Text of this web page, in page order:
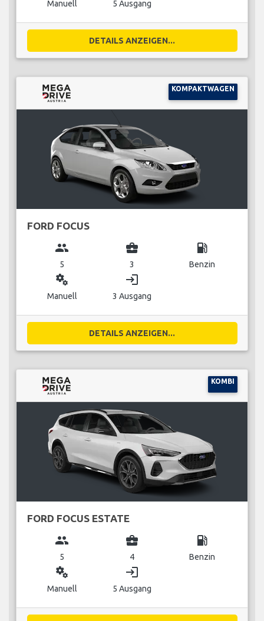
Manuell 5 Ausgang
DETAILS ANZEIGEN...
KOMPAKTWAGEN
FORD FOCUS
group
5
business_center
3
local_gas_station
Benzin
miscellaneous_services
Manuell
login
3 Ausgang
DETAILS ANZEIGEN...
KOMBI
FORD FOCUS ESTATE
group
5
business_center
4
local_gas_station
Benzin
miscellaneous_services
Manuell
login
5 Ausgang